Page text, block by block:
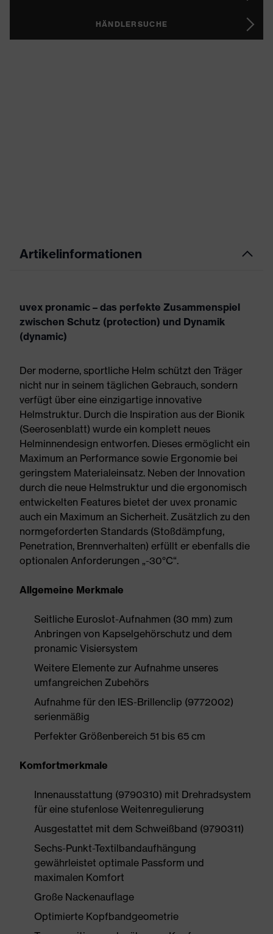
HÄNDLERSUCHE
Artikelinformationen
uvex pronamic – das perfekte Zusammenspiel
zwischen Schutz (protection) und Dynamik
(dynamic)
Der moderne, sportliche Helm schützt den Träger
nicht nur in seinem täglichen Gebrauch, sondern
verfügt über eine einzigartige innovative
Helmstruktur. Durch die Inspiration aus der Bionik
(Seerosenblatt) wurde ein komplett neues
Helminnendesign entworfen. Dieses ermöglicht ein
Maximum an Performance sowie Ergonomie bei
geringstem Materialeinsatz. Neben der Innovation
durch die neue Helmstruktur und die ergonomisch
entwickelten Features bietet der uvex pronamic
auch ein Maximum an Sicherheit. Zusätzlich zu den
normgeforderten Standards (Stoßdämpfung,
Penetration, Brennverhalten) erfüllt er ebenfalls die
optionalen Anforderungen „-30°C“.
Allgemeine Merkmale
Seitliche Euroslot-Aufnahmen (30 mm) zum
Anbringen von Kapselgehörschutz und dem
pronamic Visiersystem
Weitere Elemente zur Aufnahme unseres
umfangreichen Zubehörs
Aufnahme für den IES-Brillenclip (9772002)
serienmäßig
Perfekter Größenbereich 51 bis 65 cm
Komfortmerkmale
Innenausstattung (9790310) mit Drehradsystem
für eine stufenlose Weitenregulierung
Ausgestattet mit dem Schweißband (9790311)
Sechs-Punkt-Textilbandaufhängung
gewährleistet optimale Passform und
maximalen Komfort
Große Nackenauflage
Optimierte Kopfbandgeometrie